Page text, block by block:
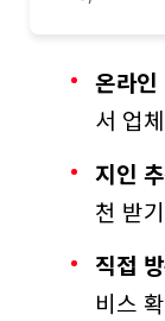
온라인
서 업
지인
천 받기
직접
비스